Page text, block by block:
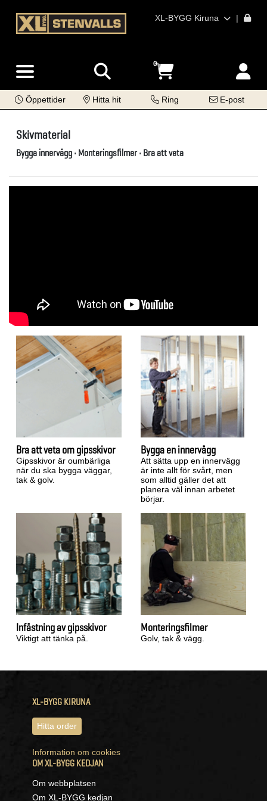
XL-BYGG Kiruna |
0
Öppettider Hitta hit Ring E-post
Skivmaterial
Bygga innervägg • Monteringsfilmer • Bra att veta
Bra att veta om gipsskivor
Gipsskivor är oumbärliga
när du ska bygga väggar,
tak & golv.
Bygga en innervägg
Att sätta upp en innervägg
är inte allt för svårt, men
som alltid gäller det att
planera väl innan arbetet
börjar.
Infästning av gipsskivor
Viktigt att tänka på.
Monteringsfilmer
Golv, tak & vägg.
XL-BYGG KIRUNA
Hitta order
Information om cookies
OM XL-BYGG KEDJAN
Om webbplatsen
Om XL-BYGG kedjan